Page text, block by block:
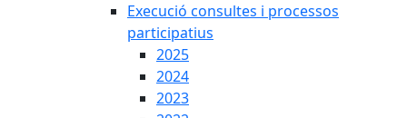
Execució consultes i processos
participatius
2025
2024
2023